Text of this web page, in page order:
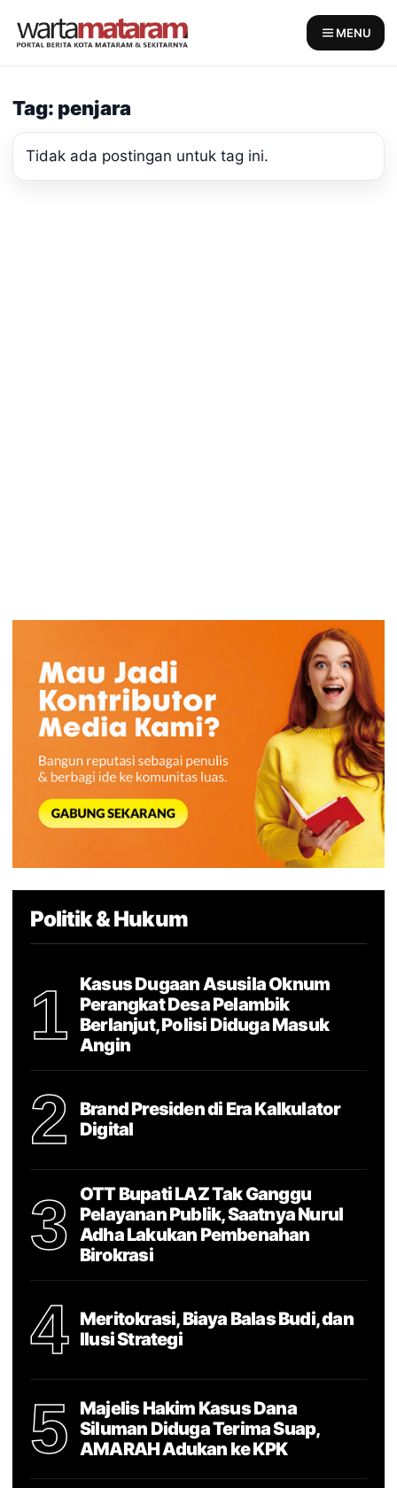
MENU
Tag: penjara
Tidak ada postingan untuk tag ini.
Politik & Hukum
1
Kasus Dugaan Asusila Oknum
Perangkat Desa Pelambik
Berlanjut, Polisi Diduga Masuk
Angin
2
Brand Presiden di Era Kalkulator
Digital
3
OTT Bupati LAZ Tak Ganggu
Pelayanan Publik, Saatnya Nurul
Adha Lakukan Pembenahan
Birokrasi
4
Meritokrasi, Biaya Balas Budi, dan
Ilusi Strategi
5
Majelis Hakim Kasus Dana
Siluman Diduga Terima Suap,
AMARAH Adukan ke KPK